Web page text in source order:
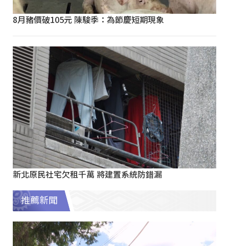
8月豬價破105元 陳駿季：為節慶短期現象
新北原民社宅欠租千萬 將建置系統防錯漏
推薦新聞